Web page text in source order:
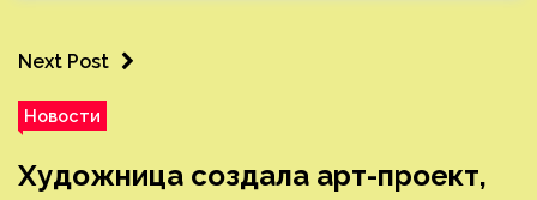
Next Post
Новости
Художница создала арт-проект,